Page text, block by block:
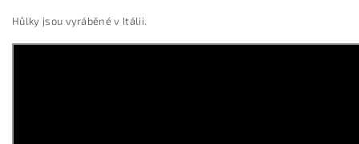
Hůlky jsou vyráběné v Itálii.